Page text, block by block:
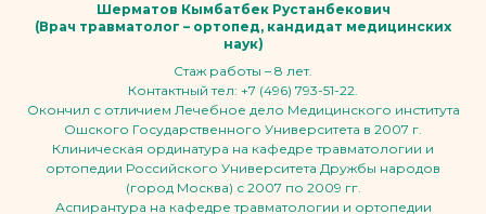
Шерматов Кымбатбек Рустанбекович
(Врач травматолог – ортопед, кандидат медицинских
наук)
Стаж работы – 8 лет.
Контактный тел: +7 (496) 793-51-22.
Окончил с отличием Лечебное дело Медицинского института
Ошского Государственного Университета в 2007 г.
Клиническая ординатура на кафедре травматологии и
ортопедии Российского Университета Дружбы народов
(город Москва) с 2007 по 2009 гг.
Аспирантура на кафедре травматологии и ортопедии